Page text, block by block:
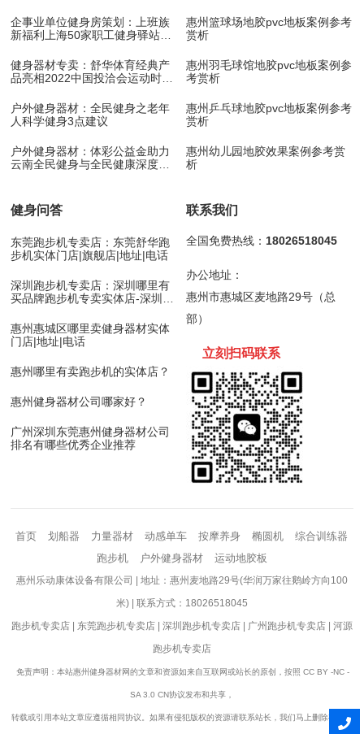
企事业单位健身房策划：上班族
新福利上海50家职工健身驿站10
健身器材专卖：舒华体育经典产
品亮相2022中国投洽会运动时尚
户外健身器材：全民健身之老年
人科学健身3点建议
户外健身器材：体彩公益金助力
云南全民健身与全民健康深度融
惠州篮球场地胶pvc地板案例参考
赏析
惠州羽毛球馆地胶pvc地板案例参
考赏析
惠州乒乓球地胶pvc地板案例参考
赏析
惠州幼儿园地胶效果案例参考赏
析
健身问答
东莞跑步机专卖店：东莞舒华跑
步机实体门店|旗舰店|地址|电话
深圳跑步机专卖店：深圳哪里有
买品牌跑步机专卖实体店-深圳舒
惠州惠城区哪里卖健身器材实体
门店|地址|电话
惠州哪里有卖跑步机的实体店？
惠州健身器材公司哪家好？
广州深圳东莞惠州健身器材公司
排名有哪些优秀企业推荐
联系我们
全国免费热线： 18026518045
办公地址：
惠州市惠城区麦地路29号（总
部）
立刻扫码联系
首页 划船器 力量器材 动感单车 按摩养身 椭圆机
综合训练器
跑步机
户外健身器材 运动地胶板
惠州乐动康体设备有限公司 | 地址：惠州麦地路29号(华润万家往鹅岭方向100
米) | 联系方式：18026518045
跑步机专卖店| 东莞跑步机专卖店| 深圳跑步机专卖店| 广州跑步机专卖店| 河源
跑步机专卖店
免责声明：本站惠州健身器材网的文章和资源如来自互联网或站长的原创，按照 CC BY -NC -
SA 3.0 CN协议发布和共享，
转载或引用本站文章应遵循相同协议。如果有侵犯版权的资源请联系站长，我们马上删除有争议